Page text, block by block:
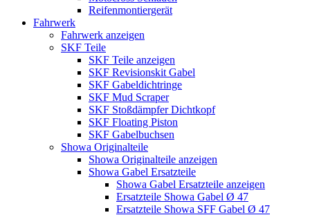
Reifenmontiergerät
Fahrwerk
Fahrwerk anzeigen
SKF Teile
SKF Teile anzeigen
SKF Revisionskit Gabel
SKF Gabeldichtringe
SKF Mud Scraper
SKF Stoßdämpfer Dichtkopf
SKF Floating Piston
SKF Gabelbuchsen
Showa Originalteile
Showa Originalteile anzeigen
Showa Gabel Ersatzteile
Showa Gabel Ersatzteile anzeigen
Ersatzteile Showa Gabel Ø 47
Ersatzteile Showa SFF Gabel Ø 47